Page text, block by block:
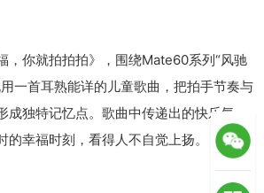
，你就拍拍拍》，围绕Mate60系列“风驰
一首耳熟能详的儿童歌曲，把拍手节奏与
成独特记忆点。歌曲中传递出的快乐氛
的幸福时刻，看得人不自觉上扬。